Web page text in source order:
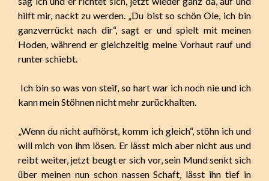
hilft mir, nackt zu werden. „Du bist so schön Ole, ich bin
ganzverrückt nach dir“, sagt er und spielt mit meinen
Hoden, während er gleichzeitig meine Vorhaut rauf und
runter schiebt.
Ich bin so was von steif, so hart war ich noch nie und ich
kann mein Stöhnen nicht mehr zurückhalten.
„Wenn du nicht aufhörst, komm ich gleich“, stöhn ich und
will mich von ihm lösen. Er lässt mich aber nicht aus und
reibt weiter, jetzt beugt er sich vor, sein Mund senkt sich
über meinen nun schon nassen Schaft, lässt ihn tief in